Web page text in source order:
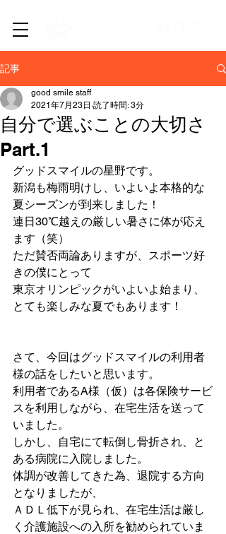
記事
自分で選ぶことの大切さ
Part.1
good smile staff
2021年7月23日 読了時間: 3分
グッドスマイルの星野です。
新潟も梅雨明けし、いよいよ本格的な
夏シーズンが到来しました！
連日30℃越えの厳しい暑さに体が応え
ます（笑）
ただ賛否両論ありますが、スポーツ好
きの僕にとって
東京オリンピックがいよいよ始まり、
とても楽しみな夏でもあります！
さて、今回はグッドスマイルの利用者
様の話をしたいと思います。
利用者であるA様（仮）は各保険サービ
スを利用しながら、在宅生活を送って
いました。
しかし、自宅にて転倒し骨折され、と
ある病院に入院しました。
体調が改善してきた為、退院する方向
となりましたが、
ＡＤＬ低下が見られ、在宅生活は厳し
く介護施設への入所を勧められていま